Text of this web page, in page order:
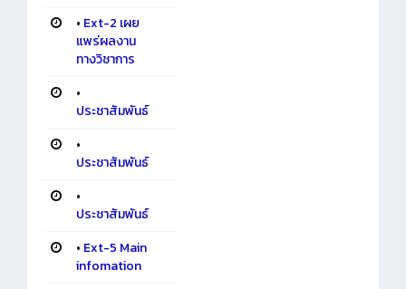
• Ext-2 เผย
แพร่ผลงาน
ทางวิชาการ
•
ประชาสัมพันธ์
•
ประชาสัมพันธ์
•
ประชาสัมพันธ์
• Ext-5 Main
infomation